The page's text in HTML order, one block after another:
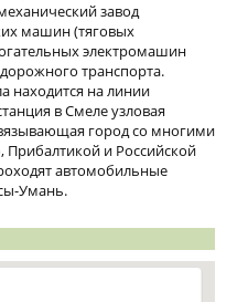
завод
машин (тяговых
электромашин
транспорта.
находится на линии
в Смеле узловая
город со многими
и Российской
автомобильные
Умань.